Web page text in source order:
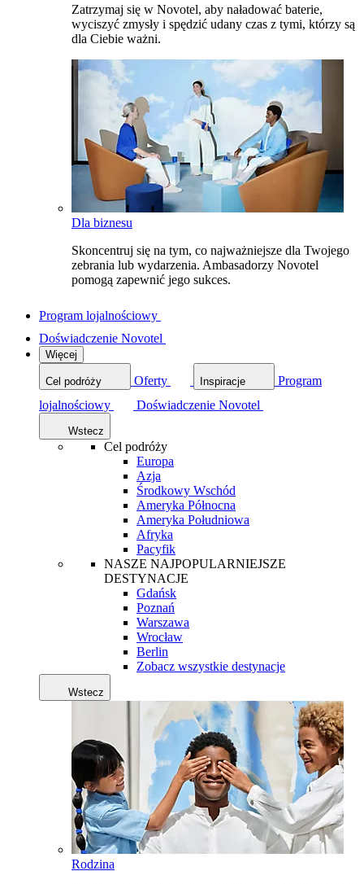
Zatrzymaj się w Novotel, aby naładować baterie,
wyciszyć zmysły i spędzić udany czas z tymi, którzy są
dla Ciebie ważni.
Dla biznesu
Skoncentruj się na tym, co najważniejsze dla Twojego
zebrania lub wydarzenia. Ambasadorzy Novotel
pomogą zapewnić jego sukces.
Program lojalnościowy
Doświadczenie Novotel
Więcej
Cel podróży Oferty Inspiracje
Program
lojalnościowy
Doświadczenie Novotel
Wstecz
Cel podróży
Europa
Azja
Środkowy Wschód
Ameryka Północna
Ameryka Południowa
Afryka
Pacyfik
NASZE NAJPOPULARNIEJSZE
DESTYNACJE
Gdańsk
Poznań
Warszawa
Wrocław
Berlin
Zobacz wszystkie destynacje
Wstecz
Rodzina